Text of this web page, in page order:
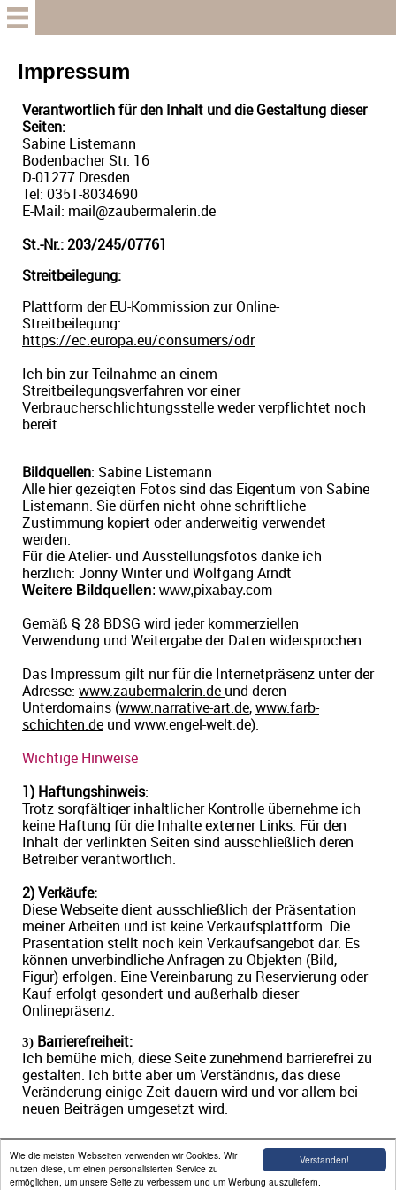
Verstanden!
Wie die meisten Webseiten verwenden wir Cookies. Wir
nutzen diese, um einen personalisierten Service zu
ermöglichen, um unsere Seite zu verbessern und um Werbung auszuliefern.
Start
Studio
Ausstellung
Statement
Mein Skizzenbuch
Collection
Impressum
Datenschutz
Impressum
Verantwortlich für den Inhalt und die Gestaltung dieser
Seiten:
Sabine Listemann
Bodenbacher Str. 16
D-01277 Dresden
Tel: 0351-8034690
E-Mail: mail@zaubermalerin.de
St.-Nr.: 203/245/07761
Streitbeilegung:
Plattform der EU-Kommission zur Online-
Streitbeilegung:
https://ec.europa.eu/consumers/odr
Ich bin zur Teilnahme an einem
Streitbeilegungsverfahren vor einer
Verbraucherschlichtungsstelle weder verpflichtet noch
bereit.
Bildquellen: Sabine Listemann
Alle hier gezeigten Fotos sind das Eigentum von Sabine
Listemann. Sie dürfen nicht ohne schriftliche
Zustimmung kopiert oder anderweitig verwendet
werden.
Für die Atelier- und Ausstellungsfotos danke ich
herzlich: Jonny Winter und Wolfgang Arndt
Weitere Bildquellen: www,pixabay.com
Gemäß § 28 BDSG wird jeder kommerziellen
Verwendung und Weitergabe der Daten widersprochen.
Das Impressum gilt nur für die Internetpräsenz unter der
Adresse: www.zaubermalerin.de und deren
Unterdomains (www.narrative-art.de,www.farb-
schichten.de und www.engel-welt.de).
Wichtige Hinweise
1) Haftungshinweis:
Trotz sorgfältiger inhaltlicher Kontrolle übernehme ich
keine Haftung für die Inhalte externer Links. Für den
Inhalt der verlinkten Seiten sind ausschließlich deren
Betreiber verantwortlich.
2) Verkäufe:
Diese Webseite dient ausschließlich der Präsentation
meiner Arbeiten und ist keine Verkaufsplattform. Die
Präsentation stellt noch kein Verkaufsangebot dar. Es
können unverbindliche Anfragen zu Objekten (Bild,
Figur) erfolgen. Eine Vereinbarung zu Reservierung oder
Kauf erfolgt gesondert und außerhalb dieser
Onlinepräsenz.
3) Barrierefreiheit:
Ich bemühe mich, diese Seite zunehmend barrierefrei zu
gestalten. Ich bitte aber um Verständnis, das diese
Veränderung einige Zeit dauern wird und vor allem bei
neuen Beiträgen umgesetzt wird.